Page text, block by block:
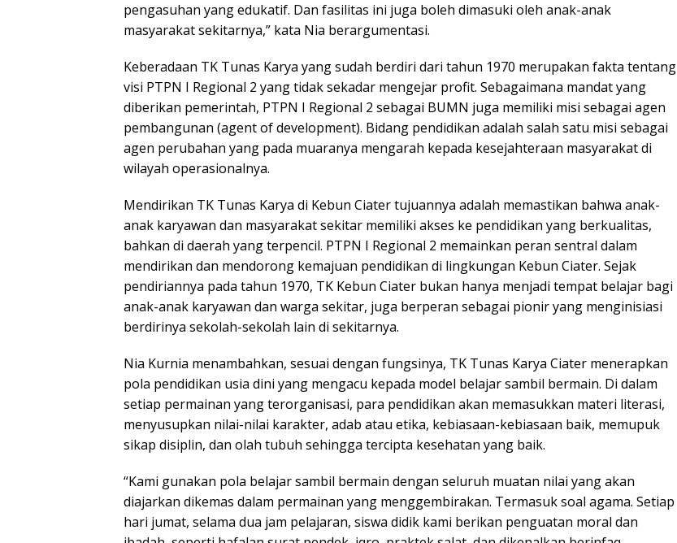
pengasuhan yang edukatif. Dan fasilitas ini juga boleh dimasuki oleh anak-anak
masyarakat sekitarnya,” kata Nia berargumentasi.
Keberadaan TK Tunas Karya yang sudah berdiri dari tahun 1970 merupakan fakta tentang
visi PTPN I Regional 2 yang tidak sekadar mengejar profit. Sebagaimana mandat yang
diberikan pemerintah, PTPN I Regional 2 sebagai BUMN juga memiliki misi sebagai agen
pembangunan (agent of development). Bidang pendidikan adalah salah satu misi sebagai
agen perubahan yang pada muaranya mengarah kepada kesejahteraan masyarakat di
wilayah operasionalnya.
Mendirikan TK Tunas Karya di Kebun Ciater tujuannya adalah memastikan bahwa anak-
anak karyawan dan masyarakat sekitar memiliki akses ke pendidikan yang berkualitas,
bahkan di daerah yang terpencil. PTPN I Regional 2 memainkan peran sentral dalam
mendirikan dan mendorong kemajuan pendidikan di lingkungan Kebun Ciater. Sejak
pendiriannya pada tahun 1970, TK Kebun Ciater bukan hanya menjadi tempat belajar bagi
anak-anak karyawan dan warga sekitar, juga berperan sebagai pionir yang menginisiasi
berdirinya sekolah-sekolah lain di sekitarnya.
Nia Kurnia menambahkan, sesuai dengan fungsinya, TK Tunas Karya Ciater menerapkan
pola pendidikan usia dini yang mengacu kepada model belajar sambil bermain. Di dalam
setiap permainan yang terorganisasi, para pendidikan akan memasukkan materi literasi,
menyusupkan nilai-nilai karakter, adab atau etika, kebiasaan-kebiasaan baik, memupuk
sikap disiplin, dan olah tubuh sehingga tercipta kesehatan yang baik.
“Kami gunakan pola belajar sambil bermain dengan seluruh muatan nilai yang akan
diajarkan dikemas dalam permainan yang menggembirakan. Termasuk soal agama. Setiap
hari jumat, selama dua jam pelajaran, siswa didik kami berikan penguatan moral dan